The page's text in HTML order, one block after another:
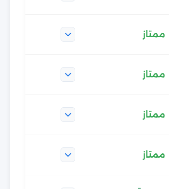
ممتاز
ممتاز
ممتاز
ممتاز